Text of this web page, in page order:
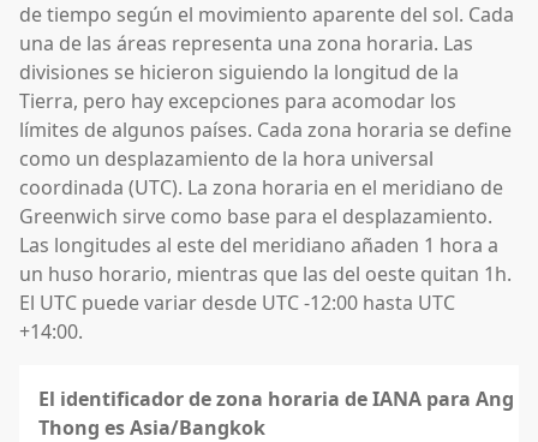
de tiempo según el movimiento aparente del sol. Cada
una de las áreas representa una zona horaria. Las
divisiones se hicieron siguiendo la longitud de la
Tierra, pero hay excepciones para acomodar los
límites de algunos países. Cada zona horaria se define
como un desplazamiento de la hora universal
coordinada (UTC). La zona horaria en el meridiano de
Greenwich sirve como base para el desplazamiento.
Las longitudes al este del meridiano añaden 1 hora a
un huso horario, mientras que las del oeste quitan 1h.
El UTC puede variar desde UTC -12:00 hasta UTC
+14:00.
El identificador de zona horaria de IANA para Ang
Thong es Asia/Bangkok